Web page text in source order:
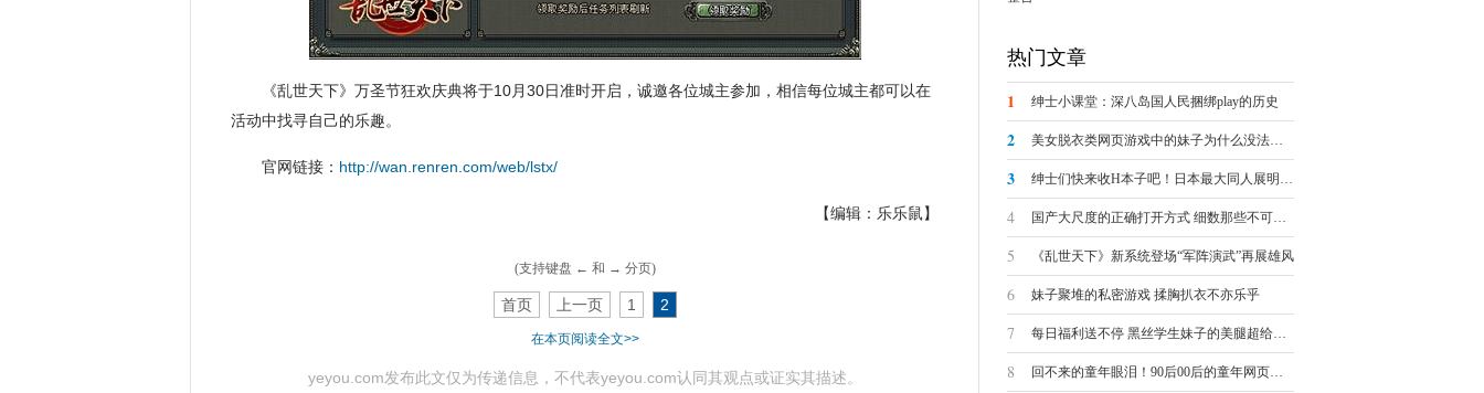
《乱世天下》万圣节狂欢庆典将于10月30日准时开启，诚邀各位城主参加，相信每位城主都可以在
活动中找寻自己的乐趣。
官网链接： http://wan.renren.com/web/lstx/
【编辑：乐乐鼠】
(支持键盘 ← 和 → 分页)
首页 上一页 1 2
在本页阅读全文>>
yeyou.com发布此文仅为传递信息，不代表yeyou.com认同其观点或证实其描述。
热门文章
1 绅士小课堂：深八岛国人民捆绑play的历史
2 美女脱衣类网页游戏中的妹子为什么没法被脱光？
3 绅士们快来收H本子吧！日本最大同人展明日开幕
4 国产大尺度的正确打开方式 细数那些不可描述的羞羞页游
5 《乱世天下》新系统登场“军阵演武”再展雄风
6 妹子聚堆的私密游戏 揉胸扒衣不亦乐乎
7 每日福利送不停 黑丝学生妹子的美腿超给力诱惑
8 回不来的童年眼泪！90后00后的童年网页游戏大盘点